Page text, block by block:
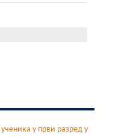
у први разред у